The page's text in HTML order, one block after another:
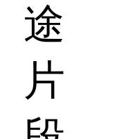
途
片